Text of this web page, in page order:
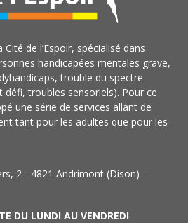
de l’Espoir, spécialisé dans
handicapées mentales grave,
trouble du spectre
troubles sensoriels). Pour ce
une série de services allant de
tant pour les adultes que pour les
2 - 4821 Andrimont (Dison) -
DU LUNDI AU VENDREDI